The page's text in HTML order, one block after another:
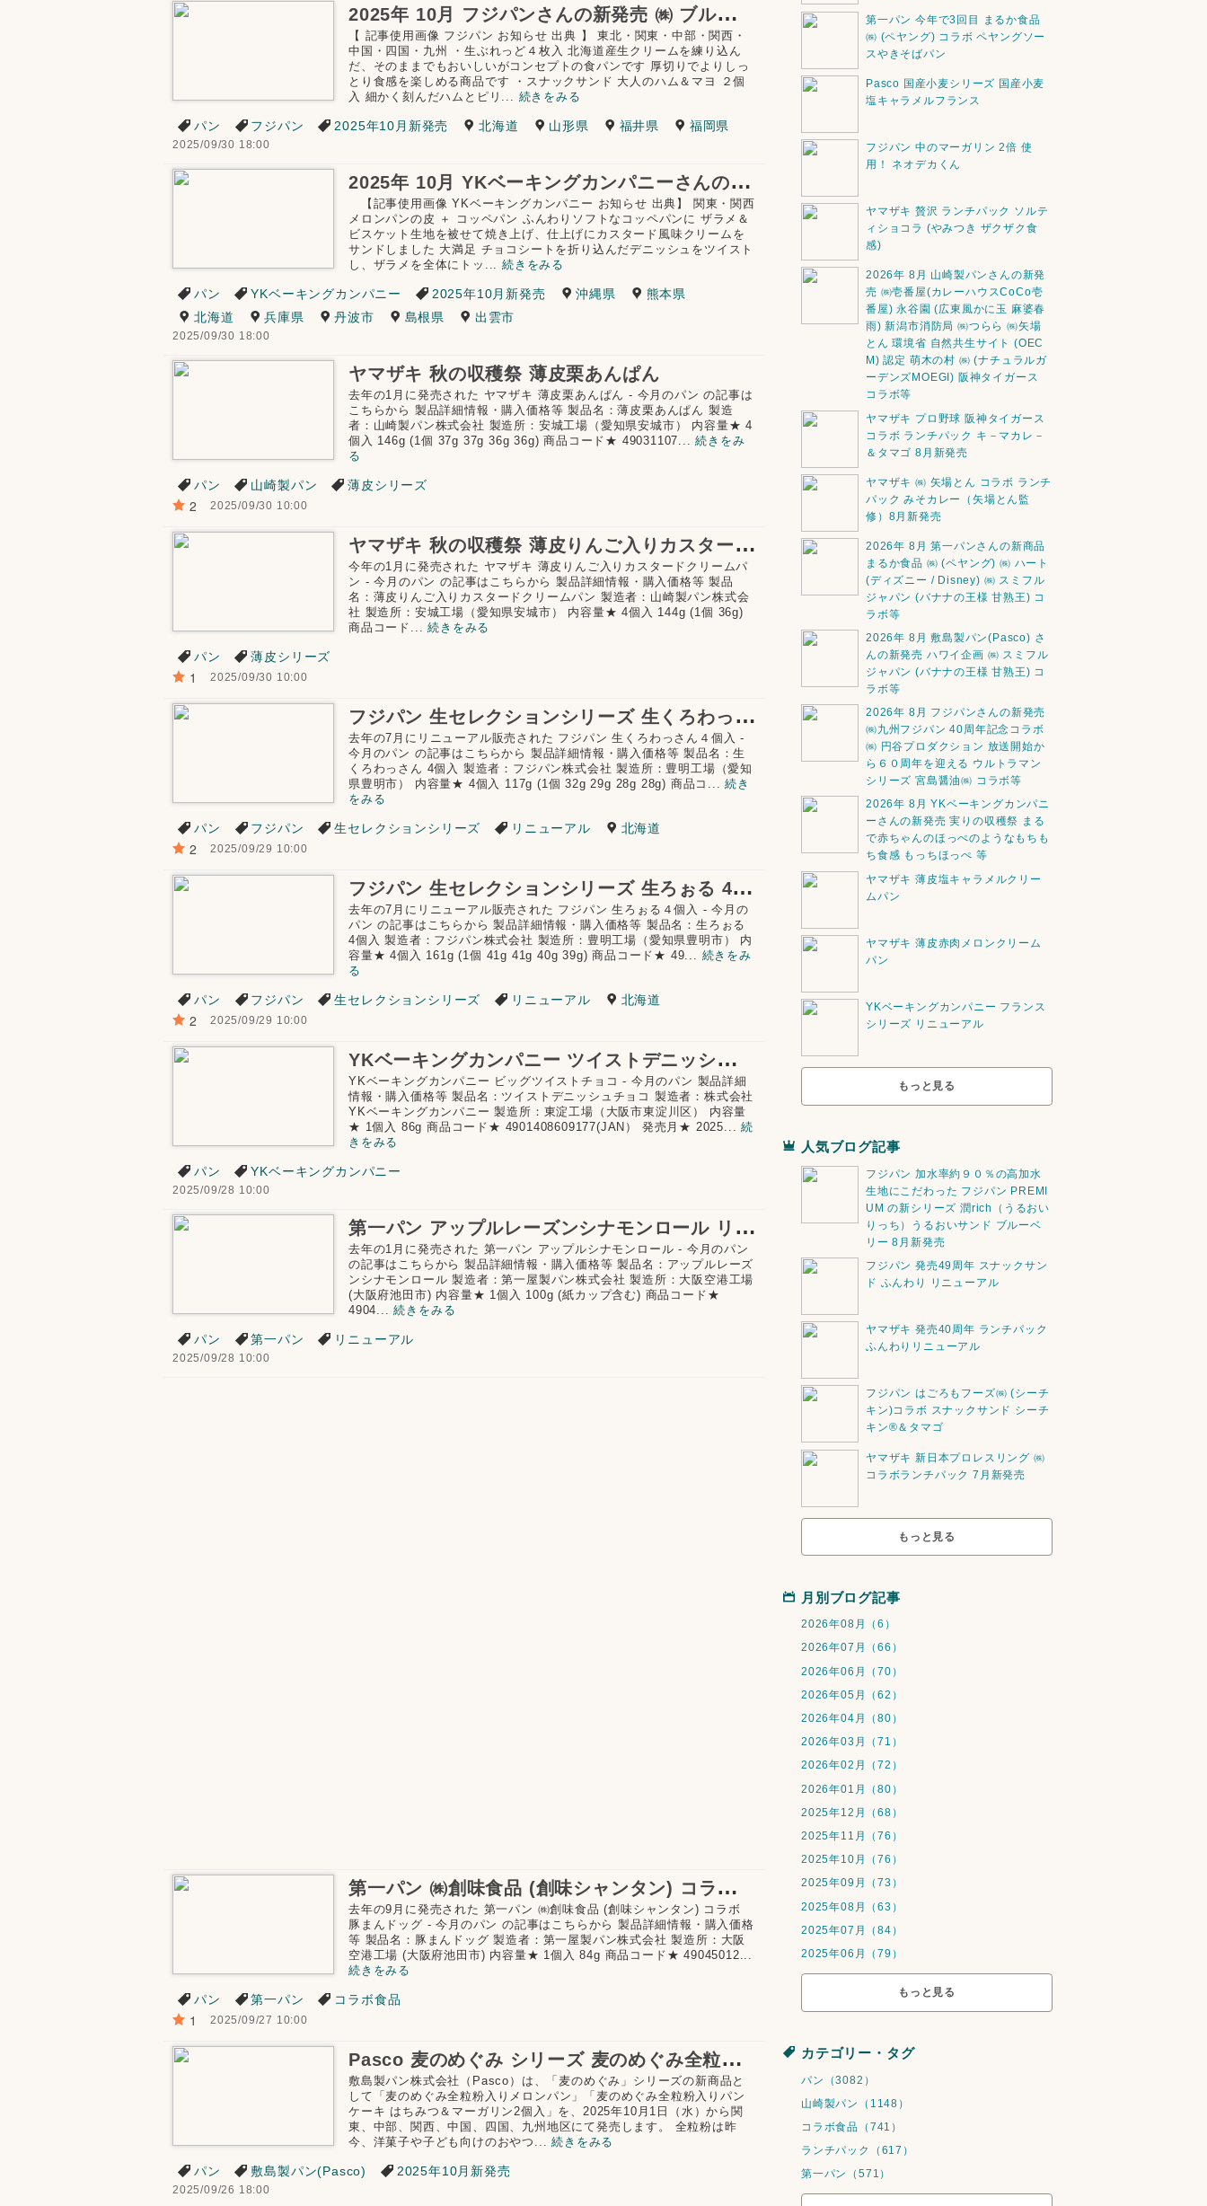
2
025年 10月 フジパンさんの新発売 ㈱ ブルボン（シルベーヌ）㈱かねふく(かねふく明太子) 福井県産 とみつ金時 伊都物語低温殺菌ノンホモ牛乳 伊都物語ミルク珈琲 コラボ等
【 記事使用画像 フジパン お知らせ 出典 】 東北・関東・中部・関西・
中国・四国・九州 ・生ぶれっど４枚入 北海道産生クリームを練り込ん
だ、そのままでもおいしいがコンセプトの食パンです 厚切りでよりしっ
とり食感を楽しめる商品です ・スナックサンド 大人のハム＆マヨ ２個
入 細かく刻んだハムとピリ... 続きをみる
パン フジパン 2025年10月新発売 北海道 山形県 福井県 福岡県
2025/09/30 18:00
2
025年 10月 YKベーキングカンパニーさんの新発売 大満足 シリーズ 出雲ぜんざい学会 コラボ等
【記事使用画像 YKベーキングカンパニー お知らせ 出典】 関東・関西
メロンパンの皮 ＋ コッペパン ふんわりソフトなコッペパンに ザラメ＆
ビスケット生地を被せて焼き上げ、仕上げにカスタード風味クリームを
サンドしました 大満足 チョコシートを折り込んだデニッシュをツイスト
し、ザラメを全体にトッ... 続きをみる
パン YKベーキングカンパニー 2025年10月新発売 沖縄県
熊本県
北海道
兵庫県 丹波市 島根県 出雲市
2025/09/30 18:00
ヤマザキ 秋の収穫祭 薄皮栗あんぱん
去年の1月に発売された ヤマザキ 薄皮栗あんぱん - 今月のパン の記事は
こちらから 製品詳細情報・購入価格等 製品名：薄皮栗あんぱん 製造
者：山崎製パン株式会社 製造所：安城工場（愛知県安城市） 内容量★ 4
個入 146g (1個 37g 37g 36g 36g) 商品コード★ 49031107...続きをみ
る
パン 山崎製パン 薄皮シリーズ
2 2025/09/30 10:00
ヤ
マザキ 秋の収穫祭 薄皮りんご入りカスタードクリームパン
今年の1月に発売された ヤマザキ 薄皮りんご入りカスタードクリームパ
ン - 今月のパン の記事はこちらから 製品詳細情報・購入価格等 製品
名：薄皮りんご入りカスタードクリームパン 製造者：山崎製パン株式会
社 製造所：安城工場（愛知県安城市） 内容量★ 4個入 144g (1個 36g)
商品コード...続きをみる
パン 薄皮シリーズ
1 2025/09/30 10:00
フ
ジパン 生セレクションシリーズ 生くろわっさん 4個入 リニューアル
去年の7月にリニューアル販売された フジパン 生くろわっさん４個入 -
今月のパン の記事はこちらから 製品詳細情報・購入価格等 製品名：生
くろわっさん 4個入 製造者：フジパン株式会社 製造所：豊明工場（愛知
県豊明市） 内容量★ 4個入 117g (1個 32g 29g 28g 28g) 商品コ...続き
をみる
パン フジパン 生セレクションシリーズ リニューアル 北海道
2 2025/09/29 10:00
フ
ジパン 生セレクションシリーズ 生ろぉる 4個入 リニューアル
去年の7月にリニューアル販売された フジパン 生ろぉる４個入 - 今月の
パン の記事はこちらから 製品詳細情報・購入価格等 製品名：生ろぉる
4個入 製造者：フジパン株式会社 製造所：豊明工場（愛知県豊明市） 内
容量★ 4個入 161g (1個 41g 41g 40g 39g) 商品コード★ 49... 続きをみ
る
パン フジパン 生セレクションシリーズ リニューアル 北海道
2 2025/09/29 10:00
Y
Kベーキングカンパニー ツイストデニッシュチョコ
YKベーキングカンパニー ビッグツイストチョコ - 今月のパン 製品詳細
情報・購入価格等 製品名：ツイストデニッシュチョコ 製造者：株式会社
YKベーキングカンパニー 製造所：東淀工場（大阪市東淀川区） 内容量
★ 1個入 86g 商品コード★ 4901408609177(JAN） 発売月★ 2025...続
きをみる
パン YKベーキングカンパニー
2025/09/28 10:00
第
一パン アップルレーズンシナモンロール リニューアル
去年の1月に発売された 第一パン アップルシナモンロール - 今月のパン
の記事はこちらから 製品詳細情報・購入価格等 製品名：アップルレーズ
ンシナモンロール 製造者：第一屋製パン株式会社 製造所：大阪空港工場
(大阪府池田市) 内容量★ 1個入 100g (紙カップ含む) 商品コード★
4904...続きをみる
パン 第一パン リニューアル
2025/09/28 10:00
第
一パン ㈱創味食品 (創味シャンタン) コラボ 豚まんドッグ
去年の9月に発売された 第一パン ㈱創味食品 (創味シャンタン) コラボ
豚まんドッグ - 今月のパン の記事はこちらから 製品詳細情報・購入価格
等 製品名：豚まんドッグ 製造者：第一屋製パン株式会社 製造所：大阪
空港工場 (大阪府池田市) 内容量★ 1個入 84g 商品コード★ 49045012...
続きをみる
パン 第一パン コラボ食品
1 2025/09/27 10:00
P
asco 麦のめぐみ シリーズ 麦のめぐみ全粒粉入りメロンパン 10月新発売
敷島製パン株式会社（Pasco）は、「麦のめぐみ」シリーズの新商品と
して「麦のめぐみ全粒粉入りメロンパン」「麦のめぐみ全粒粉入りパン
ケーキ はちみつ＆マーガリン2個入」を、2025年10月1日（水）から関
東、中部、関西、中国、四国、九州地区にて発売します。 全粒粉は昨
今、洋菓子や子ども向けのおやつ...続きをみる
パン 敷島製パン(Pasco) 2025年10月新発売
2025/09/26 18:00
第一パン 今年で3回目 まるか食品
㈱ (ペヤング) コラボ ペヤングソー
スやきそばパン
Pasco 国産小麦シリーズ 国産小麦
塩キャラメルフランス
フジパン 中のマーガリン 2倍 使
用！ ネオデカくん
ヤマザキ 贅沢 ランチパック ソルテ
ィショコラ (やみつき ザクザク食
感)
2026年 8月 山崎製パンさんの新発
売 ㈱壱番屋(カレーハウスCoCo壱
番屋) 永谷園 (広東風かに玉 麻婆春
雨) 新潟市消防局 ㈱つらら ㈱矢場
とん 環境省 自然共生サイト (OEC
M) 認定 萌木の村 ㈱ (ナチュラルガ
ーデンズMOEGI) 阪神タイガース
コラボ等
ヤマザキ プロ野球 阪神タイガース
コラボ ランチパック キ－マカレ－
＆タマゴ 8月新発売
ヤマザキ ㈱ 矢場とん コラボ ランチ
パック みそカレー（矢場とん監
修）8月新発売
2026年 8月 第一パンさんの新商品
まるか食品 ㈱ (ペヤング) ㈱ ハート
(ディズニー / Disney) ㈱ スミフル
ジャパン (バナナの王様 甘熟王) コ
ラボ等
2026年 8月 敷島製パン(Pasco) さ
んの新発売 ハワイ企画 ㈱ スミフル
ジャパン (バナナの王様 甘熟王) コ
ラボ等
2026年 8月 フジパンさんの新発売
㈱九州フジパン 40周年記念コラボ
㈱ 円谷プロダクション 放送開始か
ら６０周年を迎える ウルトラマン
シリーズ 宮島醤油㈱ コラボ等
2026年 8月 YKベーキングカンパニ
ーさんの新発売 実りの収穫祭 まる
で赤ちゃんのほっぺのようなもちも
ち食感 もっちほっぺ 等
ヤマザキ 薄皮塩キャラメルクリー
ムパン
ヤマザキ 薄皮赤肉メロンクリーム
パン
YKベーキングカンパニー フランス
シリーズ リニューアル
もっと見る
人気ブログ記事
フジパン 加水率約９０％の高加水
生地にこだわった フジパン PREMI
UM の新シリーズ 潤rich（うるおい
りっち）うるおいサンド ブルーベ
リー 8月新発売
フジパン 発売49周年 スナックサン
ド ふんわり リニューアル
ヤマザキ 発売40周年 ランチパック
ふんわりリニューアル
フジパン はごろもフーズ㈱ (シーチ
キン)コラボ スナックサンド シーチ
キン®️＆タマゴ
ヤマザキ 新日本プロレスリング ㈱
コラボランチパック 7月新発売
もっと見る
月別ブログ記事
2026年08月（6）
2026年07月（66）
2026年06月（70）
2026年05月（62）
2026年04月（80）
2026年03月（71）
2026年02月（72）
2026年01月（80）
2025年12月（68）
2025年11月（76）
2025年10月（76）
2025年09月（73）
2025年08月（63）
2025年07月（84）
2025年06月（79）
もっと見る
カテゴリー・タグ
パン（3082）
山崎製パン（1148）
コラボ食品（741）
ランチパック（617）
第一パン（571）